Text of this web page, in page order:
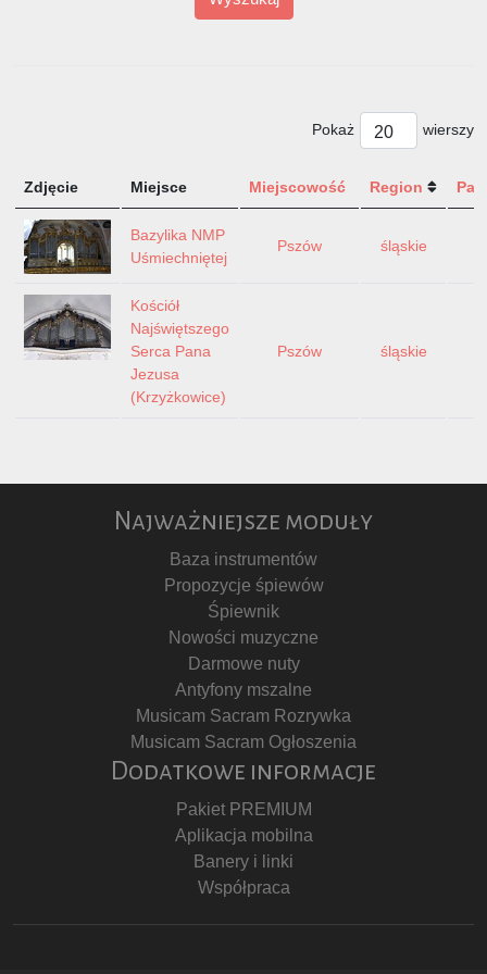
Pokaż wierszy
Zdjęcie Miejsce Miejscowość Region
Bazylika NMP
Uśmiechniętej
Pszów śląskie
Kościół
Najświętszego
Serca Pana
Jezusa
(Krzyżkowice)
Pszów śląskie
Najważniejsze moduły
Baza instrumentów
Propozycje śpiewów
Śpiewnik
Nowości muzyczne
Darmowe nuty
Antyfony mszalne
Musicam Sacram Rozrywka
Musicam Sacram Ogłoszenia
Dodatkowe informacje
Pakiet PREMIUM
Aplikacja mobilna
Banery i linki
Współpraca